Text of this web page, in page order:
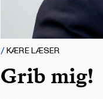
KÆRE LÆSER
Grib mig!